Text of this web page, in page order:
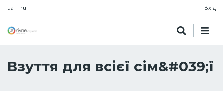
ua | ru Вхід
Взуття для всієї сім&#039;ї